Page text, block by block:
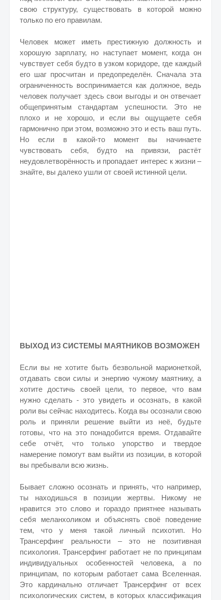
свою структуру, существовать в которой можно
только по его правилам.
Человек может иметь престижную должность и
хорошую зарплату, но наступает момент, когда он
чувствует себя будто в узком коридоре, где каждый
его шаг просчитан и предопределён. Сначала эта
ограниченность воспринимается как должное, ведь
человек получает здесь свои выгоды и он отвечает
общепринятым стандартам успешности. Это не
плохо и не хорошо, и если вы ощущаете себя
гармонично при этом, возможно это и есть ваш путь.
Но если в какой-то момент вы начинаете
чувствовать себя, будто на привязи, растёт
неудовлетворённость и пропадает интерес к жизни –
знайте, вы далеко ушли от своей истинной цели.
ВЫХОД ИЗ СИСТЕМЫ МАЯТНИКОВ ВОЗМОЖЕН
Если вы не хотите быть безвольной марионеткой,
отдавать свои силы и энергию чужому маятнику, а
хотите достичь своей цели, то первое, что вам
нужно сделать - это увидеть и осознать, в какой
роли вы сейчас находитесь. Когда вы осознали свою
роль и приняли решение выйти из неё, будьте
готовы, что на это понадобится время. Отдавайте
себе отчёт, что только упорство и твердое
намерение помогут вам выйти из позиции, в которой
вы пребывали всю жизнь.
Бывает сложно осознать и принять, что например,
ты находишься в позиции жертвы. Никому не
нравится это слово и гораздо приятнее называть
себя меланхоликом и объяснять своё поведение
тем, что у меня такой личный психотип. Но
Трансерфинг реальности – это не позитивная
психология. Трансерфинг работает не по принципам
индивидуальных особенностей человека, а по
принципам, по которым работает сама Вселенная.
Это кардинально отличает Трансерфинг от всех
психологических систем, в которых классификация